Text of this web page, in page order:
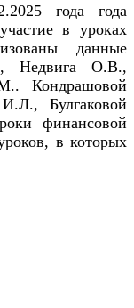
года года
в уроках
данные
Недвига О.В.,
Кондрашовой
Булгаковой
финансовой
в которых